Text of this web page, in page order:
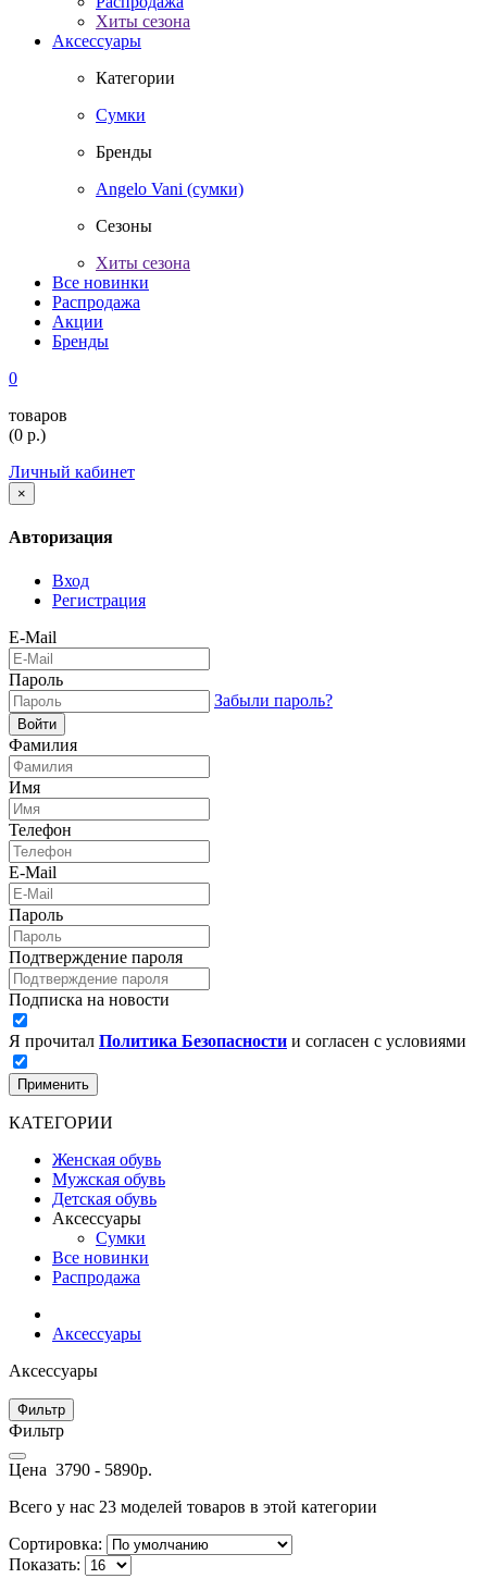
Хиты сезона
Аксессуары
Категории
Сумки
Бренды
Angelo Vani (сумки)
Сезоны
Хиты сезона
Все новинки
Распродажа
Акции
Бренды
0
товаров
(0 р.)
Личный кабинет
×
Авторизация
Вход
Регистрация
E-Mail
Пароль
Забыли пароль?
Войти
Фамилия
Имя
Телефон
E-Mail
Пароль
Подтверждение пароля
Подписка на новости
Я прочитал Политика Безопасности и согласен с условиями
Применить
КАТЕГОРИИ
Женская обувь
Мужская обувь
Детская обувь
Аксессуары
Сумки
Все новинки
Распродажа
Аксессуары
Аксессуары
Фильтр
Фильтр
Цена 3790 - 5890р.
Всего у нас 23 моделей товаров в этой категории
Сортировка:
Показать: